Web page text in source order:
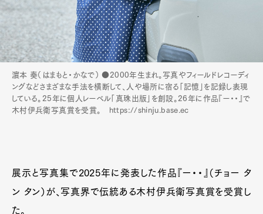
濵本 奏（はまもと・かなで） ●2000年生まれ。写真やフィールドレコーディ
ングなどさまざまな手法を横断して、人や場所に宿る「記憶」を記録し表現
している。25年に個人レーベル「真珠出版」を創設。26年に作品『ー・・』で
木村伊兵衛写真賞を受賞。 https://shinju.base.ec
展示と写真集で2025年に発表した作品『ー・・』（チョー タ
ン タン）が、写真界で伝統ある木村伊兵衛写真賞を受賞し
た。